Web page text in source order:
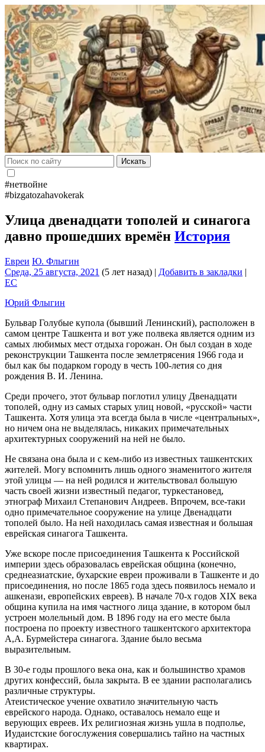
Искать
#нетвойне
#bizgatozahavokerak
Улица двенадцати тополей и синагога
давно прошедших времён История
Евреи Ю. Флыгин
Среда, 25 августа, 2021 (5 лет назад) | Добавить в закладки |
EC
Юрий Флыгин
Бульвар Голубые купола (бывший Ленинский), расположен в
самом центре Ташкента и вот уже полвека является одним из
самых любимых мест отдыха горожан. Он был создан в ходе
реконструкции Ташкента после землетрясения 1966 года и
был как бы подарком городу в честь 100-летия со дня
рождения В. И. Ленина.
Среди прочего, этот бульвар поглотил улицу Двенадцати
тополей, одну из самых старых улиц новой, «русской» части
Ташкента. Хотя улица эта всегда была в числе «центральных»,
но ничем она не выделялась, никаких примечательных
архитектурных сооружений на ней не было.
Не связана она была и с кем-либо из известных ташкентских
жителей. Могу вспомнить лишь одного знаменитого жителя
этой улицы — на ней родился и жительствовал большую
часть своей жизни известный педагог, туркестановед,
этнограф Михаил Степанович Андреев. Впрочем, все-таки
одно примечательное сооружение на улице Двенадцати
тополей было. На ней находилась самая известная и большая
еврейская синагога Ташкента.
Уже вскоре после присоединения Ташкента к Российской
империи здесь образовалась еврейская община (конечно,
среднеазиатские, бухарские евреи проживали в Ташкенте и до
присоединения, но после 1865 года здесь появилось немало и
ашкенази, европейских евреев). В начале 70-х годов XIX века
община купила на имя частного лица здание, в котором был
устроен молельный дом. В 1896 году на его месте была
построена по проекту известного ташкентского архитектора
А,А. Бурмейстера синагога. Здание было весьма
выразительным.
В 30-е годы прошлого века она, как и большинство храмов
других конфессий, была закрыта. В ее здании располагались
различные структуры.
Атеистическое учение охватило значительную часть
еврейского народа. Однако, оставалось немало еще и
верующих евреев. Их религиозная жизнь ушла в подполье,
Иудаистские богослужения совершались тайно на частных
квартирах.